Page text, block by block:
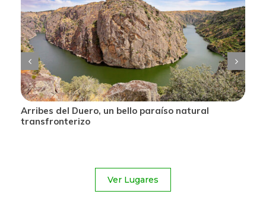
Arribes del Duero, un bello paraíso natural
transfronterizo
Ver Lugares